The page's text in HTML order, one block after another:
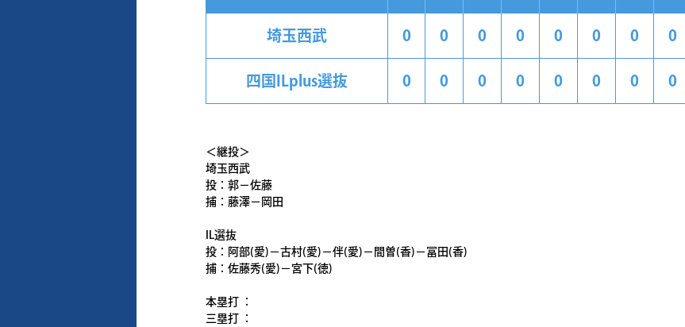
埼玉西武 0 0 0 0 0 0 0 0
四国ILplus選抜 0 0 0 0 0 0 0 0
＜継投＞
埼玉西武
投：郭－佐藤
捕：藤澤－岡田
IL選抜
投：阿部(愛)－古村(愛)－伴(愛)－間曽(香)－冨田(香)
捕：佐藤秀(愛)－宮下(徳)
本塁打 ：
三塁打 ：